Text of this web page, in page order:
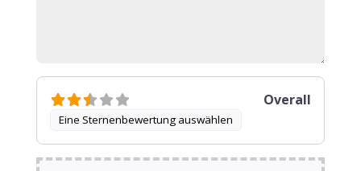
Eine Sternenbewertung auswählen
Overall